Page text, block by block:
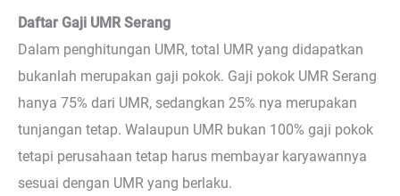
Daftar Gaji UMR Serang
Dalam penghitungan UMR, total UMR yang didapatkan
bukanlah merupakan gaji pokok. Gaji pokok UMR Serang
hanya 75% dari UMR, sedangkan 25% nya merupakan
tunjangan tetap. Walaupun UMR bukan 100% gaji pokok
tetapi perusahaan tetap harus membayar karyawannya
sesuai dengan UMR yang berlaku.